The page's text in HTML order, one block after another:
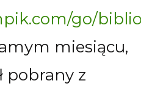
go/
miesiącu,
pobrany z